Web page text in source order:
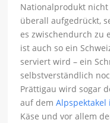
Nationalprodukt
überall aufgedrückt,
es zwischendurch zu
ist auch so ein
serviert wird – ein
selbstverständlich
Prättigau wird sogar
auf demAlpspektakel
Käse und vor allem